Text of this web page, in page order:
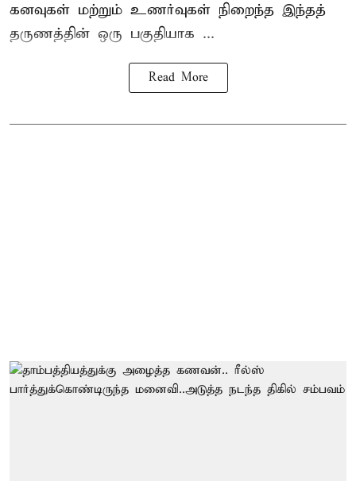
கனவுகள் மற்றும் உணர்வுகள் நிறைந்த இந்தத்
தருணத்தின் ஒரு பகுதியாக ...
Read More